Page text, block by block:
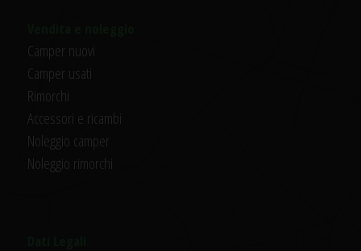
Camper nuovi
Camper usati
Rimorchi
Accessori e ricambi
Noleggio camper
Noleggio rimorchi